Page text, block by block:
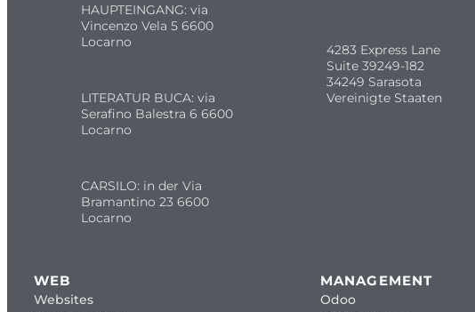
HAUPTEINGANG: via
Vincenzo Vela 5 6600
Locarno
LITERATUR BUCA: via
Serafino Balestra 6 6600
Locarno
CARSILO: in der Via
Bramantino 23 6600
Locarno
4283 Express Lane
Suite 39249-182
34249 Sarasota
Vereinigte Staaten
WEB
Websites
MANAGEMENT
Odoo